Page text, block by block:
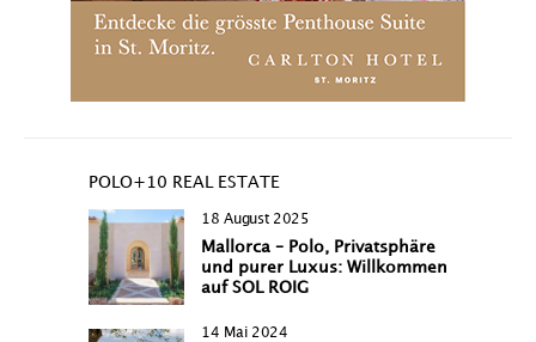
POLO+10 REAL ESTATE
18 August 2025
Mallorca – Polo, Privatsphäre
und purer Luxus: Willkommen
auf SOL ROIG
14 Mai 2024